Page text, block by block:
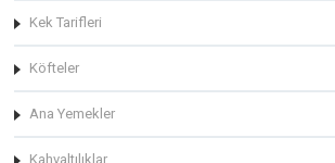
Kek Tarifleri
Köfteler
Ana Yemekler
Kahvaltılıklar